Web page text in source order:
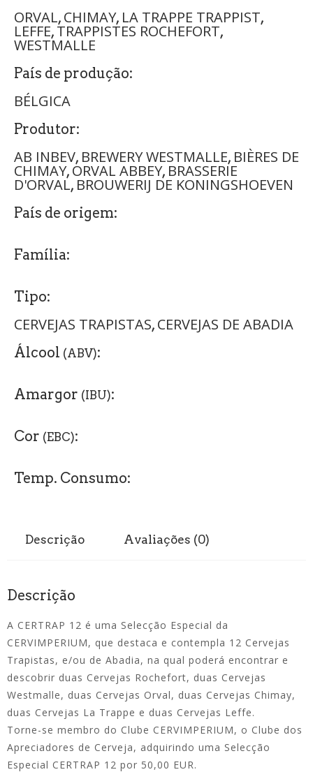
ORVAL, CHIMAY, LA TRAPPE TRAPPIST,
LEFFE, TRAPPISTES ROCHEFORT,
WESTMALLE
País de produção:
BÉLGICA
Produtor:
AB INBEV, BREWERY WESTMALLE, BIÈRES DE
CHIMAY, ORVAL ABBEY, BRASSERIE
D'ORVAL, BROUWERIJ DE KONINGSHOEVEN
País de origem:
Família:
Tipo:
CERVEJAS TRAPISTAS, CERVEJAS DE ABADIA
Álcool (ABV):
Amargor (IBU):
Cor (EBC):
Temp. Consumo:
Descrição Avaliações (0)
Descrição
A CERTRAP 12 é uma Selecção Especial da
CERVIMPERIUM, que destaca e contempla 12 Cervejas
Trapistas, e/ou de Abadia, na qual poderá encontrar e
descobrir duas Cervejas Rochefort, duas Cervejas
Westmalle, duas Cervejas Orval, duas Cervejas Chimay,
duas Cervejas La Trappe e duas Cervejas Leffe.
Torne-se membro do Clube CERVIMPERIUM, o Clube dos
Apreciadores de Cerveja, adquirindo uma Selecção
Especial CERTRAP 12 por 50,00 EUR.